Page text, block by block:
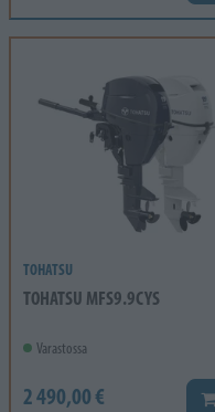
TOHATSU
TOHATSU MFS9.9CYS
Varastossa
2 490,00 €